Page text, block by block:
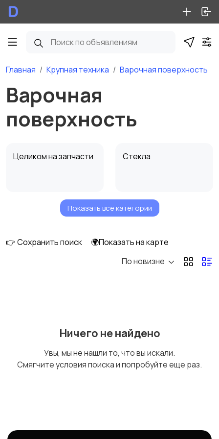
Главная Крупная техника Варочная поверхность
Варочная
поверхность
Целиком на запчасти Стекла
Электронные модули Конфорки
Ручки управления
Показать все категории
👉 Сохранить поиск
🌍Показать на карте
По новизне
Ничего не найдено
Увы, мы не нашли то, что вы искали.
Смягчите условия поиска и попробуйте еще раз.